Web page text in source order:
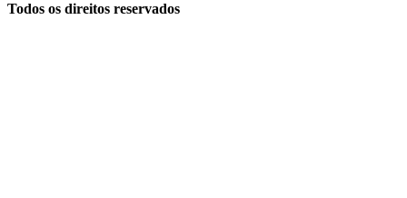
Todos os direitos reservados